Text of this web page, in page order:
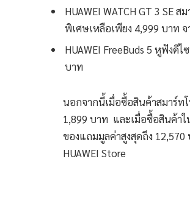
HUAWEI WATCH GT 3
พิเศษเหลือเพียง 4,999 บาท
HUAWEI FreeBuds 5 หูฟังดี
บาท
นอกจากนี้เมื่อซื้อสินค้าสมาร์ท
1,899 บาท และเมื่อซื้อสินค้าใ
ของแถมมูลค่าสูงสุดถึง
HUAWEI Store